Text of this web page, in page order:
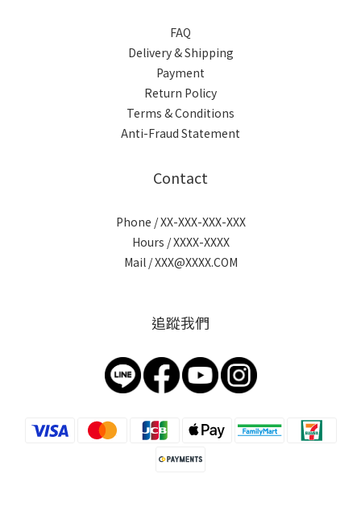
FAQ
Delivery & Shipping
Payment
Return Policy
Terms & Conditions
Anti-Fraud Statement
Contact
Phone / XX-XXX-XXX-XXX
Hours / XXXX-XXXX
Mail / XXX@XXXX.COM
追蹤我們